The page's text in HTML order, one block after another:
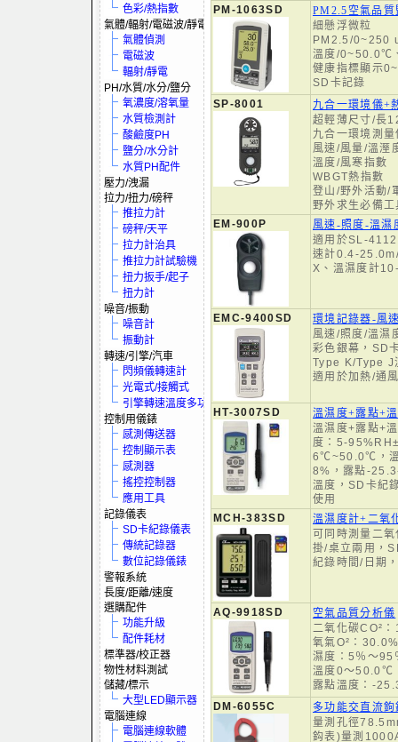
色彩/熱指數
氣體/輻射/電磁波/靜電
氣體偵測
電磁波
輻射/靜電
PH/水質/水分/鹽分
氧濃度/溶氧量
水質檢測計
酸鹼度PH
鹽分/水分計
水質PH配件
壓力/洩漏
拉力/扭力/磅秤
推拉力計
磅秤/天平
拉力計治具
推拉力計試驗機
扭力扳手/起子
扭力計
噪音/振動
噪音計
振動計
轉速/引擎/汽車
閃頻儀轉速計
光電式/接觸式
引擎轉速溫度多功電表
控制用儀錶
感測傳送器
控制顯示表
感測器
搖控控制器
應用工具
記錄儀表
SD卡紀錄儀表
傳統記錄器
數位記錄儀錶
警報系統
長度/距離/速度
選購配件
功能升級
配件耗材
標準器/校正器
物性材料測試
儲藏/標示
大型LED顯示器
電腦連線
電腦連線軟體
PM-1063SD
PM2.5空氣品
細懸浮微粒
PM2.5/0~250
溫度/0~50.0℃
健康指標顯示
SD卡記錄
SP-8001
九合一環境儀+
超輕薄尺寸/長
九合一環境測量
風速/風量/溫溼
溫度/風寒指數
WBGT熱指數
登山/野外活動/
野外求生必備工
EM-900P
風速-照度-溫濕
適用於SL-
速計0.4-
X、溫濕度計
EMC-9400SD
環境記錄器-風
風速/照度/溫濕
彩色銀幕，SD
Type K/Type J
適用於加熱/通
HT-3007SD
溫濕度+露點+
溫濕度+露點+
度：5-
6℃~50.0℃，
8%，露點-
溫度，SD卡紀
使用
MCH-383SD
溫濕度計+二氧
可同時測量二
掛/桌立兩用，
紀錄時間/日期
AQ-9918SD
空氣品質分析儀
二氧化碳CO²
氧氣O²：
濕度：5％～95
溫度0～50.0℃
露點溫度：-
DM-6055C
多功能交直流鉤
量測孔徑
鈎表)量測